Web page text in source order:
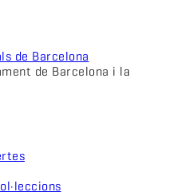
de Barcelona i la